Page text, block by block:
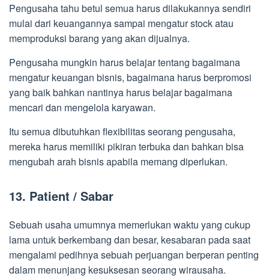
Pengusaha tahu betul semua harus dilakukannya sendiri
mulai dari keuangannya sampai mengatur stock atau
memproduksi barang yang akan dijualnya.
Pengusaha mungkin harus belajar tentang bagaimana
mengatur keuangan bisnis, bagaimana harus berpromosi
yang baik bahkan nantinya harus belajar bagaimana
mencari dan mengelola karyawan.
Itu semua dibutuhkan flexibilitas seorang pengusaha,
mereka harus memiliki pikiran terbuka dan bahkan bisa
mengubah arah bisnis apabila memang diperlukan.
13. Patient / Sabar
Sebuah usaha umumnya memerlukan waktu yang cukup
lama untuk berkembang dan besar, kesabaran pada saat
mengalami pedihnya sebuah perjuangan berperan penting
dalam menunjang kesuksesan seorang wirausaha.